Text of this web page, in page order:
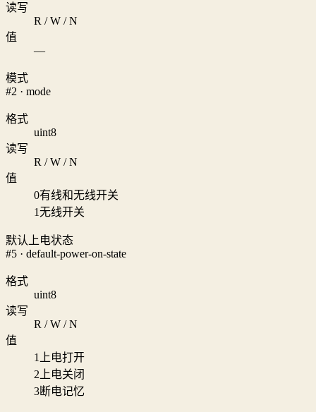
读写
R / W / N
值
—
模式
#2 · mode
格式
uint8
读写
R / W / N
值
0有线和无线开关
1无线开关
默认上电状态
#5 · default-power-on-state
格式
uint8
读写
R / W / N
值
1
上电打开
2 上电关闭
3断电记忆